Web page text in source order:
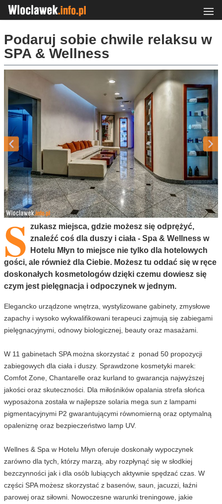
Podaruj sobie chwile relaksu w
SPA & Wellness
S zukasz miejsca, gdzie możesz się odprężyć,
znaleźć coś dla duszy i ciała - Spa & Wellness w
Hotelu Młyn to miejsce nie tylko dla hotelowych
gości, ale również dla Ciebie. Możesz tu oddać się w ręce
doskonałych kosmetologów dzięki czemu dowiesz się
czym jest pielęgnacja i odpoczynek w jednym.
Elegancko urządzone wnętrza, wystylizowane gabinety, zmysłowe
zapachy i wysoko wykwalifikowani terapeuci zajmują się zabiegami
pielęgnacyjnymi, odnowy biologicznej, beauty oraz masażami.
W 11 gabinetach SPA można skorzystać z ponad 50 propozycji
zabiegowych dla ciała i duszy. Sprawdzone kosmetyki marek:
Comfot Zone, Chantarelle oraz kurland to gwarancja najwyższej
jakości oraz skuteczności. Dla miłośników opalania strefa słońca
wyposażona została w najlepsze solaria mega sun z lampami
pigmentacyjnymi P2 gwarantującymi równomierną oraz optymalną
opaleniznę oraz bezpieczeństwo lamp UV.
Wellnes & Spa w Hotelu Młyn oferuje doskonały wypoczynek
zarówno dla tych, którzy marzą, aby rozpłynąć się w słodkiej
bezczynności jak i dla osób lubiących aktywnie spędzać czas. W
części SPA możesz skorzystać z basenów, saun, jacuzzi, łaźni
parowej oraz siłowni. Nowoczesne warunki treningowe, jakie